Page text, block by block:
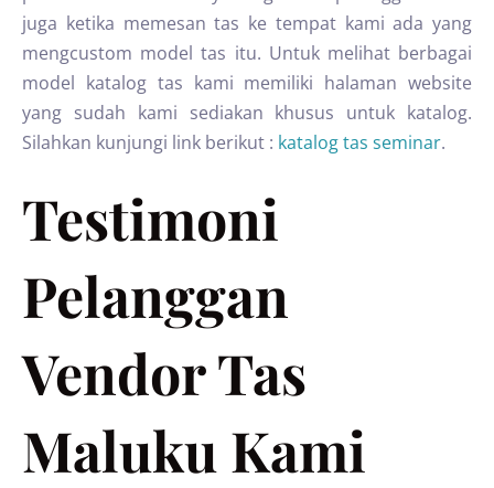
juga ketika memesan tas ke tempat kami ada yang
mengcustom model tas itu. Untuk melihat berbagai
model katalog tas kami memiliki halaman website
yang sudah kami sediakan khusus untuk katalog.
Silahkan kunjungi link berikut : katalog tas seminar.
Testimoni
Pelanggan
Vendor Tas
Maluku Kami